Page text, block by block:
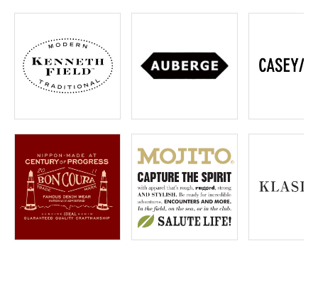
ご利用ガイド
プライバシーポリシー
特定商取引法について
お問い合わせ
OFFICIAL WEB SITE
ACCOUNT MENU
ようこそ ゲスト 様
meeting_room ログイン 会員登録